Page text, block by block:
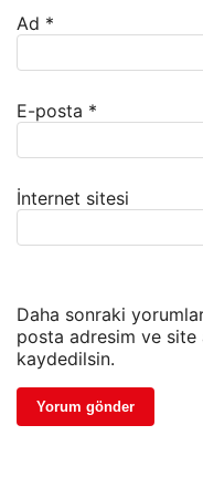
Ad *
E-posta *
İnternet sitesi
Daha sonraki
posta adresim ve site
kaydedilsin.